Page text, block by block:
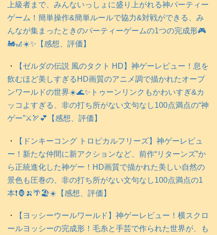
上級者まで、みんないっしょに盛り上がれる神パーティー
ゲーム！簡単操作&簡単ルールで協力&対戦ができる、み
んなが集まったときのパーティーゲームの1つの完成形🎮️
🚂🎢☀️✨【感想、評価】
・
【ゼルダの伝説 風のタクト HD】神ゲーレビュー！息を
飲むほど美しすぎるHD画質のアニメ調で描かれたオープ
ンワールドの世界☀️🌊✨トゥーンリンクもかわいすぎ&カ
ッコよすぎる、非の打ち所がない文句なし100点満点の“神
ゲー”⚔️🏹💕【感想、評価】
・
【ドンキーコング トロピカルフリーズ】神ゲーレビュ
ー！新たな仲間に新アクションなど、前作“リターンズ”か
ら正統進化した神ゲー！HD画質で描かれた美しい自然の
景色も圧巻の、非の打ち所がない文句なし100点満点の1
本❗️🦍🍌🌴🏖️☀️【感想、評価】
・
【ヨッシーウールワールド】神ゲーレビュー！横スクロ
ールヨッシーの完成形！毛糸と手芸で作られた世界が、も